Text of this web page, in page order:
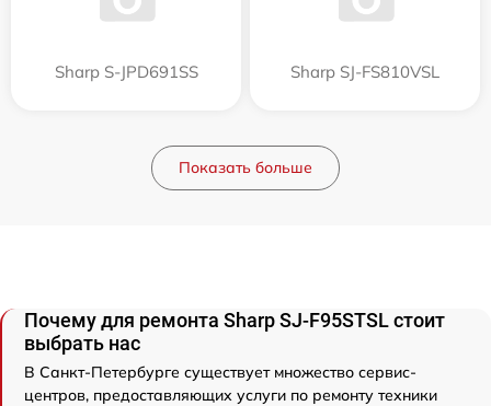
Sharp S-JPD691SS Sharp SJ-FS810VSL
Показать больше
Почему для ремонта Sharp SJ-F95STSL стоит
выбрать нас
В Санкт-Петербурге существует множество сервис-
центров, предоставляющих услуги по ремонту техники